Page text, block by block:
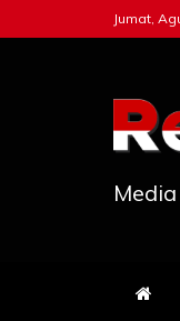
to
Jumat,